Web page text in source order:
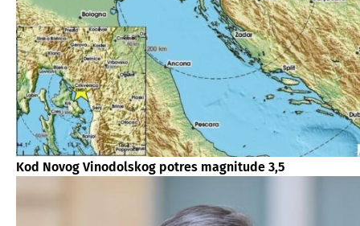
Kod Novog Vinodolskog potres magnitude 3,5